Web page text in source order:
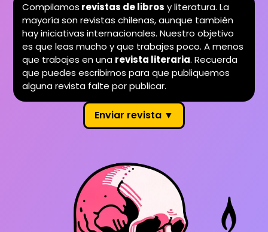
Compilamos revistas de libros y literatura. La
mayoría son revistas chilenas, aunque también
hay iniciativas internacionales. Nuestro objetivo
es que leas mucho y que trabajes poco. A menos
que trabajes en una revista literaria. Recuerda
que puedes escribirnos para que publiquemos
alguna revista falte por publicar.
Enviar revista ▼